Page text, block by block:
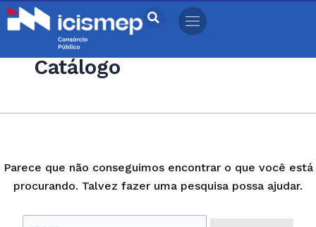
Ir
para
conteúdoCatálogo
Parece que não conseguimos encontrar o que você está
procurando. Talvez fazer uma pesquisa possa ajudar.
Pesquisar
por: